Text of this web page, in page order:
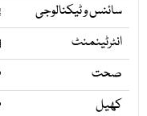
سائنس و ٹیکنالوجی
انٹرٹینمنٹ
صحت
کھیل